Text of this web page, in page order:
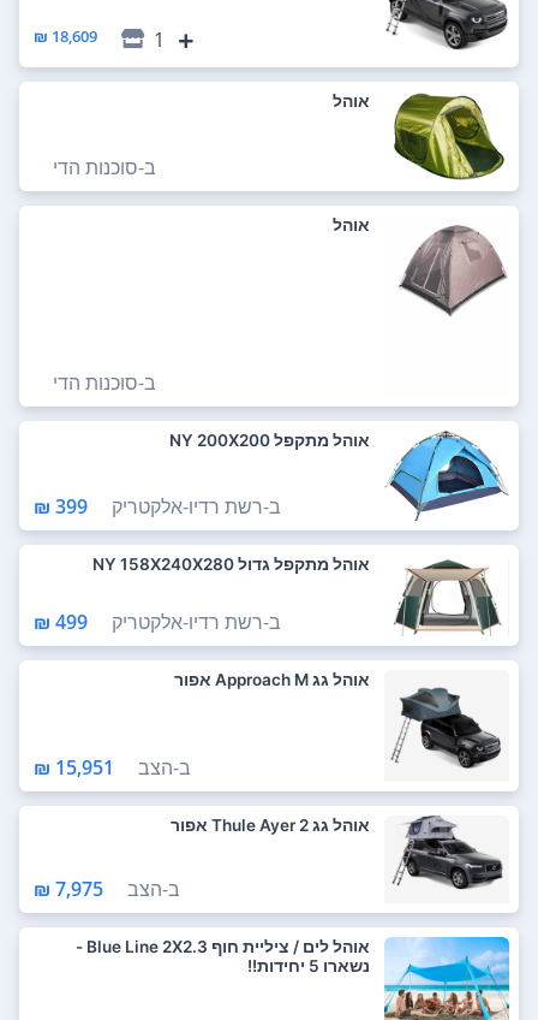
1
18,609 ₪
אוהל
ב-סוכנות הדי
אוהל
ב-סוכנות הדי
אוהל מתקפל NY 200X200
ב-רשת רדיו-אלקטריק 399 ₪
אוהל מתקפל גדול NY 158X240X280
ב-רשת רדיו-אלקטריק 499 ₪
אוהל גג Approach M אפור
ב-הצב 15,951 ₪
אוהל גג Thule Ayer 2 אפור
ב-הצב 7,975 ₪
אוהל לים / ציליית חוף Blue Line 2X2.3 -
נשארו 5 יחידות!!